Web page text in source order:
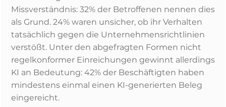
Missverständnis: 32% der Betroffenen nennen dies
als Grund. 24% waren unsicher, ob ihr Verhalten
tatsächlich gegen die Unternehmensrichtlinien
verstößt. Unter den abgefragten Formen nicht
regelkonformer Einreichungen gewinnt allerdings
KI an Bedeutung: 42% der Beschäftigten haben
mindestens einmal einen KI-generierten Beleg
eingereicht.